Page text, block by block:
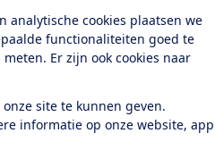
analytische cookies plaatsen we
functionaliteiten goed te
Er zijn ook cookies naar
site te kunnen geven.
informatie op onze website, app
cancelling: Ja |